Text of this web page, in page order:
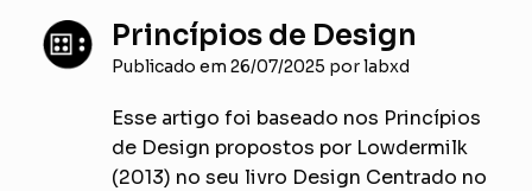
Princípios de Design
Publicado em 26/07/2025 porlabxd
Esse artigo foi baseado nos Princípios
de Design propostos por Lowdermilk
(2013) no seu livro Design Centrado no